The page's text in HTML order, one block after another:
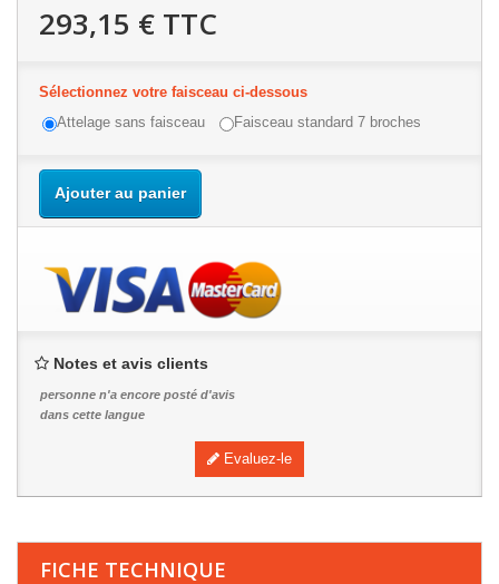
293,15 € TTC
Sélectionnez votre faisceau ci-dessous
Attelage sans faisceau
Faisceau standard 7 broches
Ajouter au panier
Notes et avis clients
personne n'a encore posté d'avis
dans cette langue
Evaluez-le
FICHE TECHNIQUE